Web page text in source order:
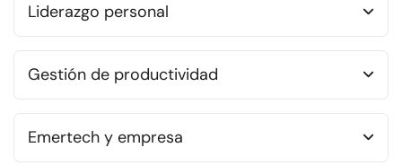
Liderazgo personal
Gestión de productividad
Emertech y empresa